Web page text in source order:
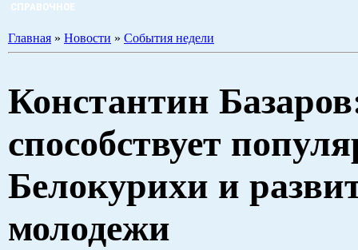
СПРАВОЧНОЕ
Главная » Новости » События недели
Константин
способствует
Белокурихи и
молодежи